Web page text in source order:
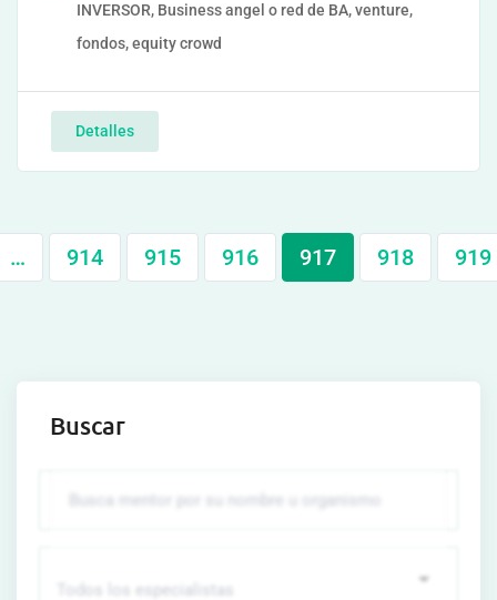
INVERSOR, Business angel o red de BA, venture,
fondos, equity crowd
Detalles
… 914 915 916 917 918 919
Buscar